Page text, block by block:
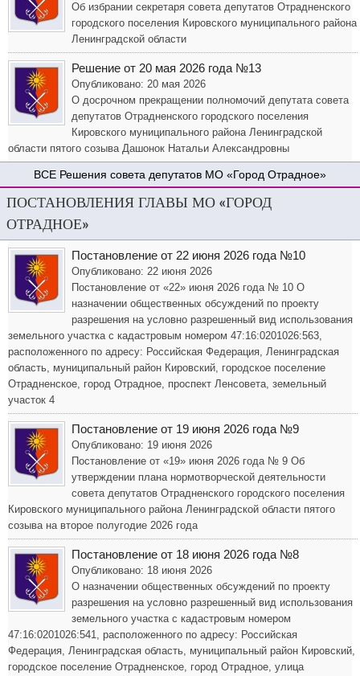
Об избрании секретаря совета депутатов Отрадненского
городского поселения Кировского муниципального района
Ленинградской области
Решение от 20 мая 2026 года №13
Опубликовано: 20 мая 2026
О досрочном прекращении полномочий депутата совета
депутатов Отрадненского городского поселения
Кировского муниципального района Ленинградской
области пятого созыва Дашонок Натальи Александровны
Решения совета депутатов МО «Город Отрадное»
ПОСТАНОВЛЕНИЯ ГЛАВЫ МО «ГОРОД
ОТРАДНОЕ»
Постановление от 22 июня 2026 года №10
Опубликовано: 22 июня 2026
Постановление от «22» июня 2026 года № 10 О
назначении общественных обсуждений по проекту
разрешения на условно разрешенный вид использования
земельного участка с кадастровым номером 47:16:0201026:563,
расположенного по адресу: Российская Федерация, Ленинградская
область, муниципальный район Кировский, городское поселение
Отрадненское, город Отрадное, проспект Ленсовета, земельный
участок 4
Постановление от 19 июня 2026 года №9
Опубликовано: 19 июня 2026
Постановление от «19» июня 2026 года № 9 Об
утверждении плана нормотворческой деятельности
совета депутатов Отрадненского городского поселения
Кировского муниципального района Ленинградской области пятого
созыва на второе полугодие 2026 года
Постановление от 18 июня 2026 года №8
Опубликовано: 18 июня 2026
О назначении общественных обсуждений по проекту
разрешения на условно разрешенный вид использования
земельного участка с кадастровым номером
47:16:0201026:541, расположенного по адресу: Российская
Федерация, Ленинградская область, муниципальный район Кировский,
городское поселение Отрадненское, город Отрадное, улица